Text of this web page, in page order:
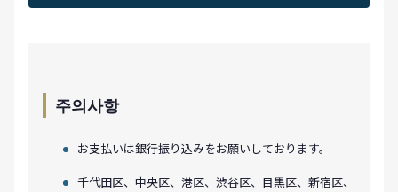
주의사항
お支払いは銀行振り込みをお願いしております。
千代田区、中央区、港区、渋谷区、目黒区、新宿区、